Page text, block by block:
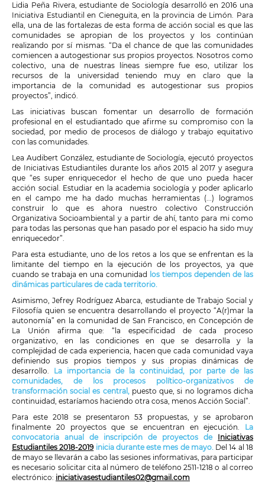
Lidia Peña Rivera, estudiante de Sociología desarrolló en 2016 una
Iniciativa Estudiantil en Cieneguita, en la provincia de Limón. Para
ella, una de las fortalezas de esta forma de acción social es que las
comunidades se apropian de los proyectos y los continúan
realizando por sí mismas. “Da el chance de que las comunidades
comiencen a autogestionar sus propios proyectos. Nosotros como
colectivo, una de nuestras líneas siempre fue eso, utilizar los
recursos de la universidad teniendo muy en claro que la
importancia de la comunidad es autogestionar sus propios
proyectos”, indicó.
Las iniciativas buscan fomentar un desarrollo de formación
profesional en el estudiantado que afirme su compromiso con la
sociedad, por medio de procesos de diálogo y trabajo equitativo
con las comunidades.
Lea Audibert González, estudiante de Sociología, ejecutó proyectos
de Iniciativas Estudiantiles durante los años 2015 al 2017 y asegura
que “es super enriquecedor el hecho de que uno pueda hacer
acción social. Estudiar en la academia sociología y poder aplicarlo
en el campo me ha dado muchas herramientas (...) logramos
construir lo que es ahora nuestro colectivo Construcción
Organizativa Socioambiental y a partir de ahí, tanto para mi como
para todas las personas que han pasado por el espacio ha sido muy
enriquecedor”.
Para esta estudiante, uno de los retos a los que se enfrentan es la
limitante del tiempo en la ejecución de los proyectos, ya que
cuando se trabaja en una comunidad los tiempos dependen de las
dinámicas particulares de cada territorio.
Asimismo, Jefrey Rodríguez Abarca, estudiante de Trabajo Social y
Filosofía quien se encuentra desarrollando el proyecto “A(r)mar la
autonomía” en la comunidad de San Francisco, en Concepción de
La Unión afirma que: “la especificidad de cada proceso
organizativo, en las condiciones en que se desarrolla y la
complejidad de cada experiencia, hacen que cada comunidad vaya
definiendo sus propios tiempos y sus propias dinámicas de
desarrollo. La importancia de la continuidad, por parte de las
comunidades, de los procesos político-organizativos de
transformación social es central,puesto que, si no logramos dicha
continuidad, estaríamos haciendo otra cosa, menos Acción Social”.
Para este 2018 se presentaron 53 propuestas, y se aprobaron
finalmente 20 proyectos que se encuentran en ejecución. La
convocatoria anual de inscripción de proyectos de Iniciativas
Estudiantiles 2018-2019inicia durante este mes de mayo.Del 14 al 18
de mayo se llevarán a cabo las sesiones informativas, para participar
es necesario solicitar cita al número de teléfono 2511-1218 o al correo
electrónico: iniciativasestudiantiles02@gmail.com